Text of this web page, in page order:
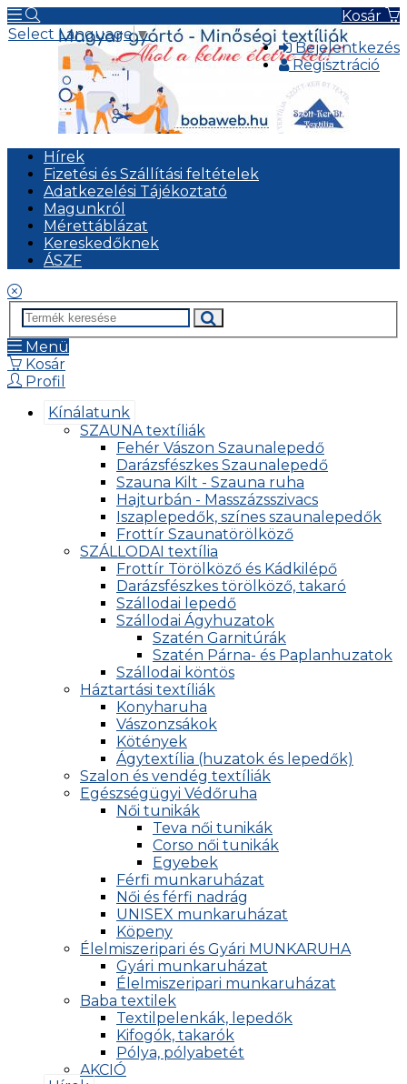
Kosár
Bejelentkezés
Regisztráció
Select Language▼
Hírek
Fizetési és Szállítási feltételek
Adatkezelési Tájékoztató
Magunkról
Mérettáblázat
Kereskedőknek
ÁSZF
Menü
Kosár
Profil
Kínálatunk
SZAUNA textíliák
Fehér Vászon Szaunalepedő
Darázsfészkes Szaunalepedő
Szauna Kilt - Szauna ruha
Hajturbán - Masszázsszivacs
Iszaplepedők, színes szaunalepedők
Frottír Szaunatörölköző
SZÁLLODAI textília
Frottír Törölköző és Kádkilépő
Darázsfészkes törölköző, takaró
Szállodai lepedő
Szállodai Ágyhuzatok
Szatén Garnitúrák
Szatén Párna- és Paplanhuzatok
Szállodai köntös
Háztartási textíliák
Konyharuha
Vászonzsákok
Kötények
Ágytextília (huzatok és lepedők)
Szalon és vendég textíliák
Egészségügyi Védőruha
Női tunikák
Teva női tunikák
Corso női tunikák
Egyebek
Férfi munkaruházat
Női és férfi nadrág
UNISEX munkaruházat
Köpeny
Élelmiszeripari és Gyári MUNKARUHA
Gyári munkaruházat
Élelmiszeripari munkaruházat
Baba textilek
Textilpelenkák, lepedők
Kifogók, takarók
Pólya, pólyabetét
AKCIÓ